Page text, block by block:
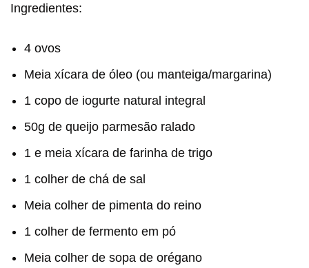
Ingredientes:
4 ovos
Meia xícara de óleo (ou manteiga/margarina)
1 copo de iogurte natural integral
50g de queijo parmesão ralado
1 e meia xícara de farinha de trigo
1 colher de chá de sal
Meia colher de pimenta do reino
1 colher de fermento em pó
Meia colher de sopa de orégano